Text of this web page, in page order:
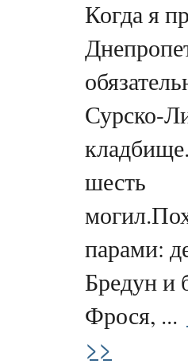
Когда я
Сурско-
шесть
парами:
Бредун и
Фрося, ...
>>